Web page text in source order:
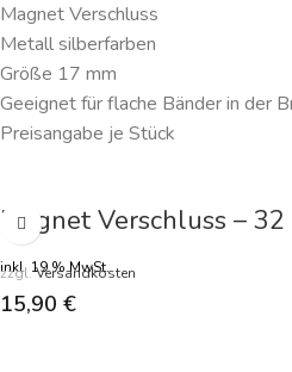
Magnet Verschluss
Metall silberfarben
Größe 17 mm
Geeignet für flache Bänder in der
Preisangabe je Stück
Magnet Verschluss –
inkl. 19 % MwSt.
zzgl.Versandkosten
15,90 €